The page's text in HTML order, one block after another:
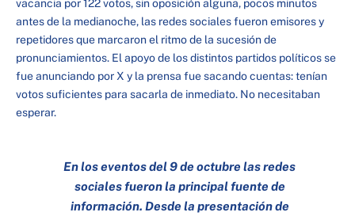
vacancia por 122 votos, sin oposición alguna, pocos minutos
antes de la medianoche, las redes sociales fueron emisores y
repetidores que marcaron el ritmo de la sucesión de
pronunciamientos. El apoyo de los distintos partidos políticos se
fue anunciando por X y la prensa fue sacando cuentas: tenían
votos suficientes para sacarla de inmediato. No necesitaban
esperar.
En los eventos del 9 de octubre las redes
sociales fueron la principal fuente de
información. Desde la presentación de